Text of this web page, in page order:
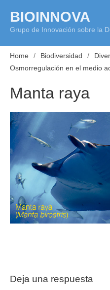
content
BIOINNOVA
Grupo de Innovación sobre la
Home Biodiversidad
Osmorregulación en el medio
Manta raya
Deja una respuesta